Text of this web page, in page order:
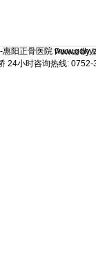
惠阳正骨医院
24小时咨询热线:
Power by